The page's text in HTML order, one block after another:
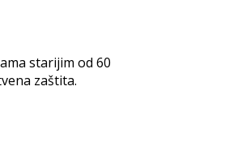
starijim od 60
zaštita.